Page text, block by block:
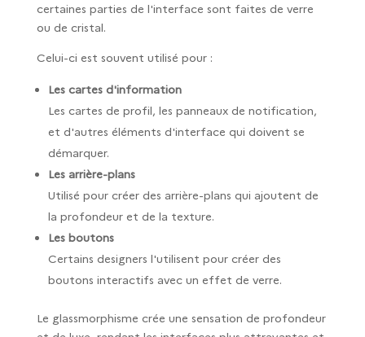
certaines parties de l'interface sont faites de verre
ou de cristal.
Celui-ci est souvent utilisé pour :
Les cartes d'information
Les cartes de profil, les panneaux de notification,
et d'autres éléments d'interface qui doivent se
démarquer.
Les arrière-plans
Utilisé pour créer des arrière-plans qui ajoutent de
la profondeur et de la texture.
Les boutons
Certains designers l'utilisent pour créer des
boutons interactifs avec un effet de verre.
Le glassmorphisme crée une sensation de profondeur